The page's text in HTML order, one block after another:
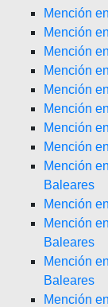
Mención
Mención
Mención
Mención
Mención
Mención
Mención
Mención
Mención
Baleares
Mención
Mención
Baleares
Mención
Baleares
Mención